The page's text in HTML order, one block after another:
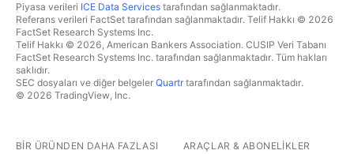
Piyasa verileri ICE Data Services tarafından sağlanmaktadır.
Referans verileri FactSet tarafından sağlanmaktadır. Telif Hakkı © 2026
FactSet Research Systems Inc.
Telif Hakkı © 2026, American Bankers Association. CUSIP Veri Tabanı
FactSet Research Systems Inc. tarafından sağlanmaktadır. Tüm hakları
saklıdır.
SEC dosyaları ve diğer belgeler Quartrtarafından sağlanmaktadır.
© 2026 TradingView, Inc.
BIR ÜRÜNDEN DAHA FAZLASI ARAÇLAR & ABONELIKLER